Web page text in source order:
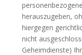
herauszugeben,
hiergegen
nicht
Geheimdienste)